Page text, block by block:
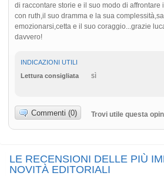
di raccontare storie e il suo modo di affrontare
con ruth,il suo dramma e la sua
emozionarsi,cetta e il suo coraggio...grazie
davvero!
INDICAZIONI UTILI
Lettura consigliata
sì
Commenti (0) Trovi utile questa
LE RECENSIONI DELLE PIÙ
NOVITÀ EDITORIALI